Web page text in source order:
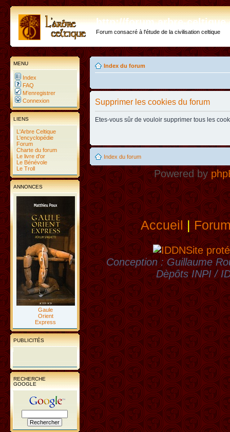
http://forum.arbre-
Forum consacré à l'étude de la civilisation celtique
MENU
Index
FAQ
M’enregistrer
Connexion
LIENS
L'Arbre Celtique
L'encyclopédie
Forum
Charte du forum
Le livre d'or
Le Bénévole
Le Troll
ANNONCES
Gaule
Orient
Express
PUBLICITÉS
RECHERCHE
GOOGLE
Index du forum
Supprimer les cookies du forum
Etes-vous sûr de vouloir supprimer tous les
Index du forum
Powered by
Accueil|
Site
Conception : Guillaume
Dèpôts INPI /